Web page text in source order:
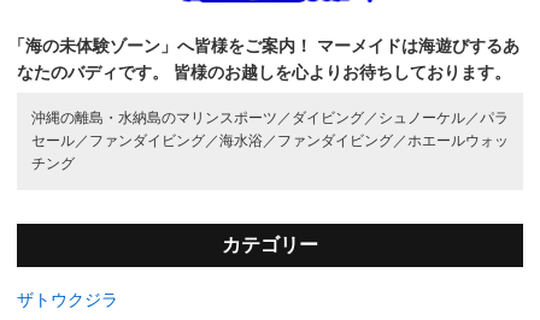
「海の未体験ゾーン」へ皆様をご案内！
マーメイドは海遊びするあ
なたのバディです。
皆様のお越しを心よりお待ちしております。
沖縄の離島・水納島のマリンスポーツ／ ダイビング／ シュノーケル／パラ
セール／ ファンダイビング／海水浴／ ファンダイビング／ホエールウォッ
チング
カテゴリー
ザトウクジラ